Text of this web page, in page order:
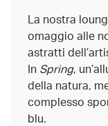
La nostra
omaggio alle
astratti
In Spring,
della natura,
complesso
blu.